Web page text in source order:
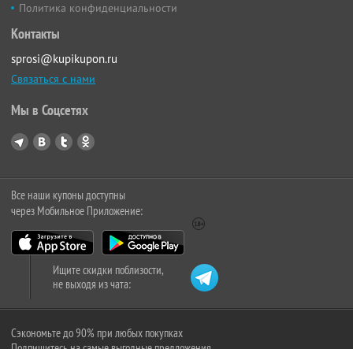
Политика конфиденциальности
Контакты
sprosi@kupikupon.ru
Связаться с нами
Мы в Соцсетях
Все наши купоны доступны
через Мобильное Приложение:
Ищите скидки поблизости,
не выходя из чата:
Сэкономьте до 90% при любых покупках